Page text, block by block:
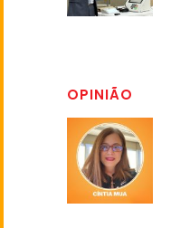
OPINIÃO